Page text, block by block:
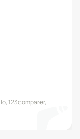
123comparer,